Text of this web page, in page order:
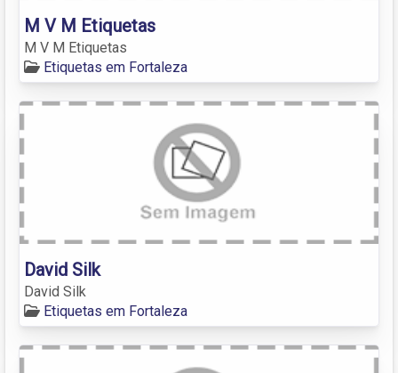
M V M Etiquetas
M V M Etiquetas
Etiquetas em Fortaleza
David Silk
David Silk
Etiquetas em Fortaleza